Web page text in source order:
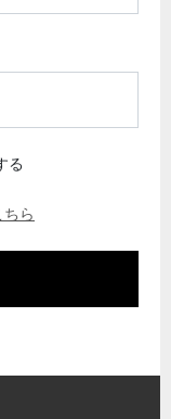
る
ら